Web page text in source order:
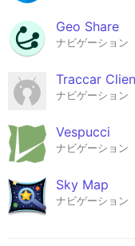
Geo Share
ナビゲーション
Traccar
ナビゲーション
Vespucci
ナビゲーション
Sky Map
ナビゲーション